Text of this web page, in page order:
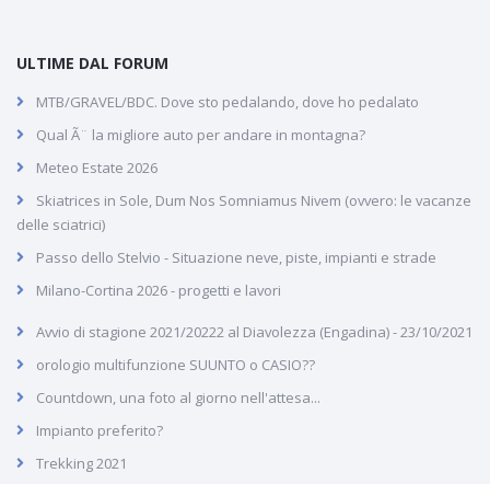
ULTIME DAL FORUM
MTB/GRAVEL/BDC. Dove sto pedalando, dove ho pedalato
Qual Ã¨ la migliore auto per andare in montagna?
Meteo Estate 2026
Skiatrices in Sole, Dum Nos Somniamus Nivem (ovvero: le vacanze
delle sciatrici)
Passo dello Stelvio - Situazione neve, piste, impianti e strade
Milano-Cortina 2026 - progetti e lavori
Avvio di stagione 2021/20222 al Diavolezza (Engadina) - 23/10/2021
orologio multifunzione SUUNTO o CASIO??
Countdown, una foto al giorno nell'attesa...
Impianto preferito?
Trekking 2021